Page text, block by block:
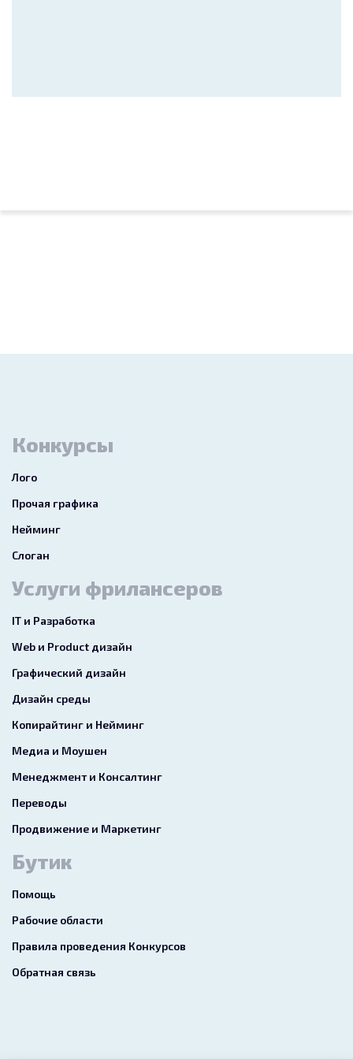
Конкурсы
Лого
Прочая графика
Нейминг
Слоган
Услуги фрилансеров
IT и Разработка
Web и Product дизайн
Графический дизайн
Дизайн среды
Копирайтинг и Нейминг
Медиа и Моушен
Менеджмент и Консалтинг
Переводы
Продвижение и Маркетинг
Бутик
Помощь
Рабочие области
Правила проведения Конкурсов
Обратная связь